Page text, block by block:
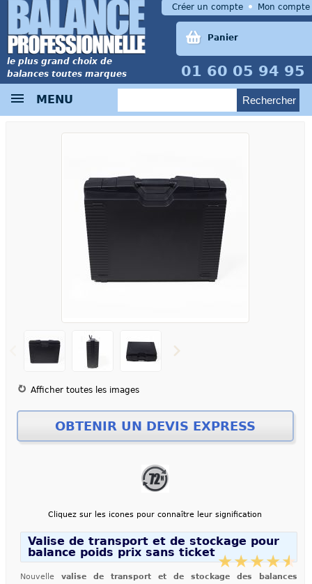
le plus grand choix de
balances toutes marques
01 60 05 94 95
Panier
Créer un compte Mon compte
MENU
Afficher toutes les images
Cliquez sur les icones pour connaître leur signification
Valise de transport et de stockage pour
balance poids prix sans ticket
Nouvelle valise de transport et de stockage des balances